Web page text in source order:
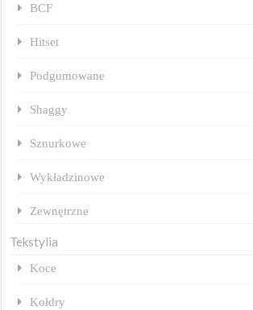
BCF
Hitset
Podgumowane
Shaggy
Sznurkowe
Wykładzinowe
Zewnętrzne
Tekstylia
Koce
Kołdry